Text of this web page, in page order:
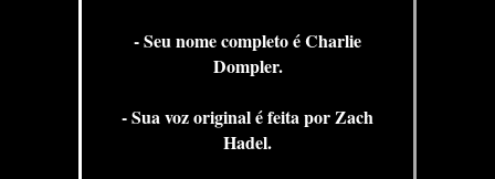
- Seu nome completo é Charlie
Dompler.
- Sua voz original é feita por Zach
Hadel.